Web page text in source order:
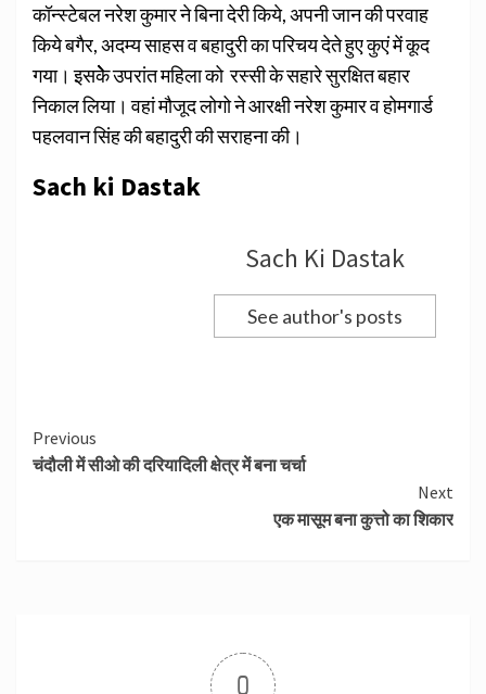
कॉन्स्टेबल नरेश कुमार ने बिना देरी किये, अपनी जान की परवाह
किये बगैर, अदम्य साहस व बहादुरी का परिचय देते हुए कुएं में कूद
गया। इसकेेेे उपरांत महिला को रस्सी के सहारे सुरक्षित बहार
निकाल लिया। वहां मौजूद लोगो ने आरक्षी नरेश कुमार व होमगार्ड
पहलवान सिंह की बहादुरी की सराहना की।
Sach ki Dastak
Sach Ki Dastak
See author's posts
Continue
Reading
Previous
चंदौली में सीओ की दरियादिली क्षेत्र में बना चर्चा
Next
एक मासूम बना कुत्तो का शिकार
0